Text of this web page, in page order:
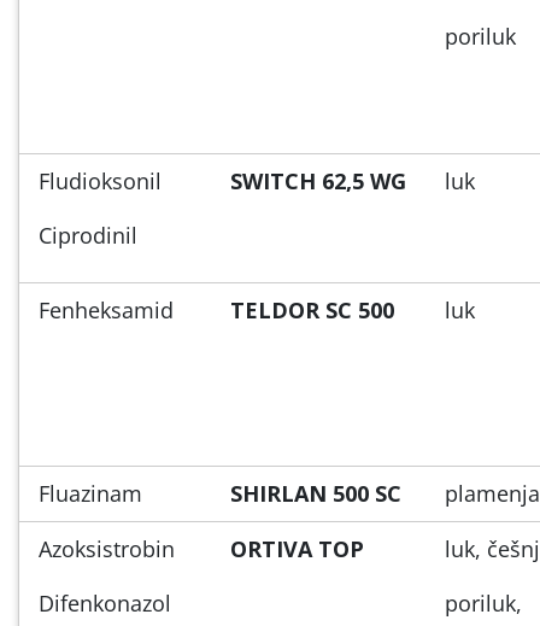
poriluk
Fludioksonil
Ciprodinil
SWITCH 62,5 WG luk
Fenheksamid TELDOR SC 500 luk
Fluazinam SHIRLAN 500 SC
Azoksistrobin
Difenkonazol
ORTIVA TOP
luk,
poriluk,